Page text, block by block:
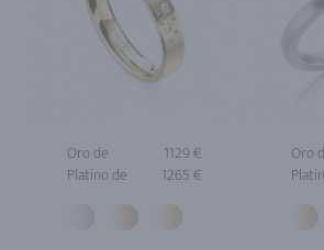
Oro de
1129 €
Platino de
1265 €
Oro